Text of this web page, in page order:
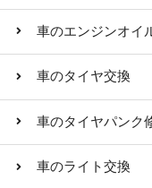
車のエンジンオイ
車のタイヤ交換
車のタイヤパンク
車のライト交換